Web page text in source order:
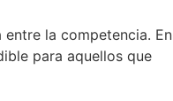
la competencia. En
para aquellos que